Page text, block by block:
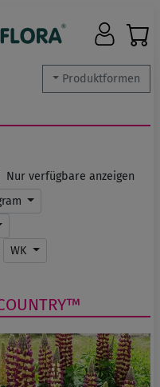
Produktformen
Nur verfügbare anzeigen
WK